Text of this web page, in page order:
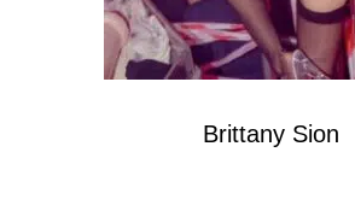
Brittany Sion